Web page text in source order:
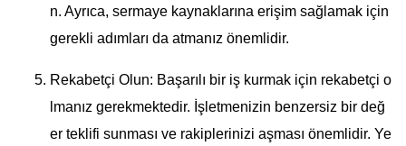
n. Ayrıca, sermaye kaynaklarına erişim sağlamak için
gerekli adımları da atmanız önemlidir.
Rekabetçi Olun: Başarılı bir iş kurmak için rekabetçi o
lmanız gerekmektedir. İşletmenizin benzersiz bir değ
er teklifi sunması ve rakiplerinizi aşması önemlidir. Ye